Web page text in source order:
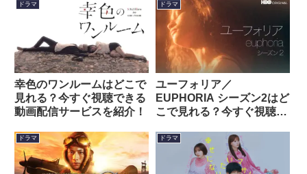
ドラマ
幸色のワンルームはどこで
見れる？今すぐ視聴できる
動画配信サービスを紹介！
ドラマ
ユーフォリア／
EUPHORIA シーズン2はど
こで見れる？今すぐ視聴で
介！
ドラマ ドラマ